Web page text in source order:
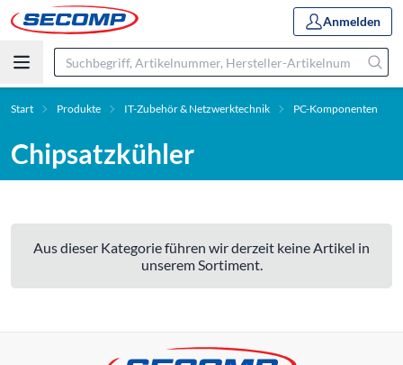
Anmelden
Start Produkte IT-Zubehör & Netzwerktechnik PC-Komponenten
Chipsatzkühler
Aus dieser Kategorie führen wir derzeit keine Artikel in
unserem Sortiment.